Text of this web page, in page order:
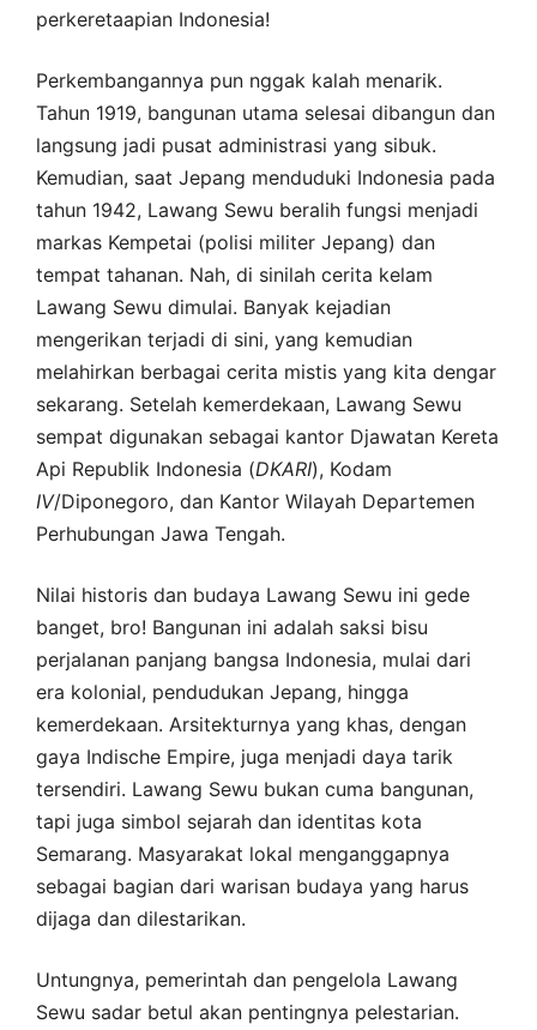
perkeretaapian Indonesia!
Perkembangannya pun nggak kalah menarik.
Tahun 1919, bangunan utama selesai dibangun dan
langsung jadi pusat administrasi yang sibuk.
Kemudian, saat Jepang menduduki Indonesia pada
tahun 1942, Lawang Sewu beralih fungsi menjadi
markas Kempetai (polisi militer Jepang) dan
tempat tahanan. Nah, di sinilah cerita kelam
Lawang Sewu dimulai. Banyak kejadian
mengerikan terjadi di sini, yang kemudian
melahirkan berbagai cerita mistis yang kita dengar
sekarang. Setelah kemerdekaan, Lawang Sewu
sempat digunakan sebagai kantor Djawatan Kereta
Api Republik Indonesia (DKARI), Kodam
IV/Diponegoro, dan Kantor Wilayah Departemen
Perhubungan Jawa Tengah.
Nilai historis dan budaya Lawang Sewu ini gede
banget, bro! Bangunan ini adalah saksi bisu
perjalanan panjang bangsa Indonesia, mulai dari
era kolonial, pendudukan Jepang, hingga
kemerdekaan. Arsitekturnya yang khas, dengan
gaya Indische Empire, juga menjadi daya tarik
tersendiri. Lawang Sewu bukan cuma bangunan,
tapi juga simbol sejarah dan identitas kota
Semarang. Masyarakat lokal menganggapnya
sebagai bagian dari warisan budaya yang harus
dijaga dan dilestarikan.
Untungnya, pemerintah dan pengelola Lawang
Sewu sadar betul akan pentingnya pelestarian.